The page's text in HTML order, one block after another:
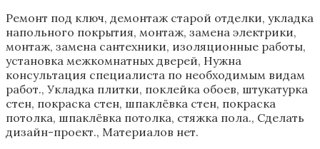
Ремонт под ключ, демонтаж старой отделки, укладка
напольного покрытия, монтаж, замена электрики,
монтаж, замена сантехники, изоляционные работы,
установка межкомнатных дверей, Нужна
консультация специалиста по необходимым видам
работ., Укладка плитки, поклейка обоев, штукатурка
стен, покраска стен, шпаклёвка стен, покраска
потолка, шпаклёвка потолка, стяжка пола., Сделать
дизайн-проект., Материалов нет.